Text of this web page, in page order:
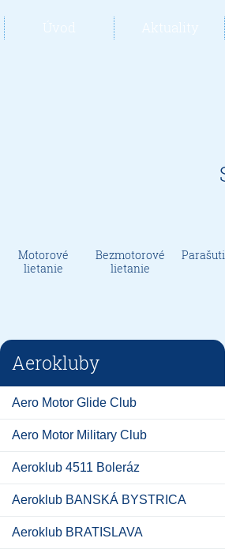
Úvod Aktuality
Motorové
lietanie
Bezmotorové
lietanie
Aerokluby
Aero Motor Glide Club
Aero Motor Military Club
Aeroklub 4511 Boleráz
Aeroklub BANSKÁ BYSTRICA
Aeroklub BRATISLAVA